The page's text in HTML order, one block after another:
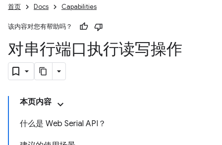
首页 Docs Capabilities
该内容对您有帮助吗？
对串行端口执行读写操作
本页内容
什么是 Web Serial API？